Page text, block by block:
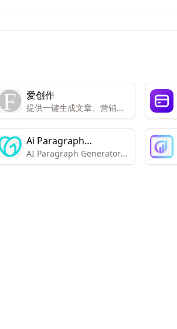
爱创作
提供一键生成文章、营销文
本、配图与短视频等多类型
内容的服务。
Ai Paragraph
Generator
AI Paragraph Generator：
使用人工智能技术，轻松生